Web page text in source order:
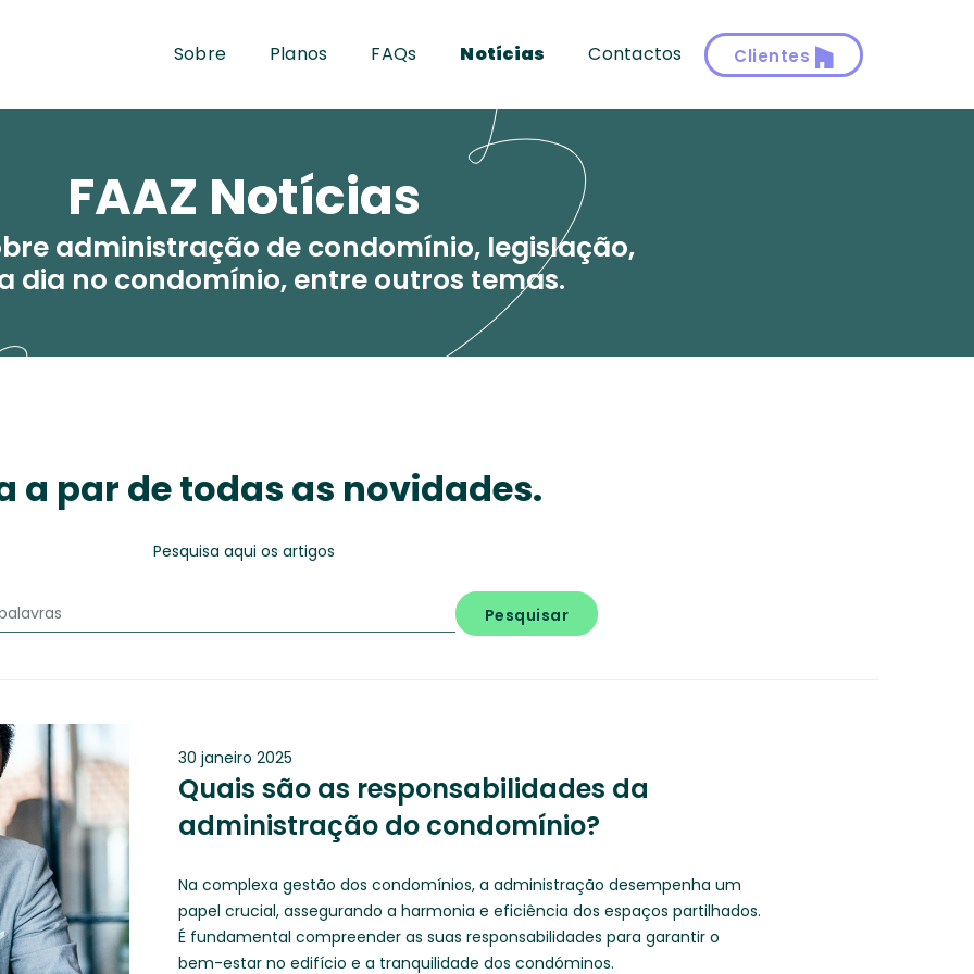
Sobre Planos FAQs Notícias Contactos Clientes
FAAZ Notícias
administração de condomínio, legislação,
dia no condomínio, entre outros temas.
a par de todas as novidades.
Pesquisa aqui os artigos
Pesquisar
30 janeiro 2025
Quais são as responsabilidades da
administração do condomínio?
Na complexa gestão dos condomínios, a administração desempenha um
papel crucial, assegurando a harmonia e eficiência dos espaços partilhados.
É fundamental compreender as suas responsabilidades para garantir o
bem-estar no edifício e a tranquilidade dos condóminos.